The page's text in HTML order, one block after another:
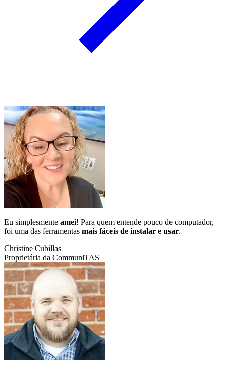
Eu simplesmente amei! Para quem entende pouco de computador,
foi uma das ferramentas mais fáceis de instalar e usar.
Christine Cubillas
Proprietária da CommuniTAS